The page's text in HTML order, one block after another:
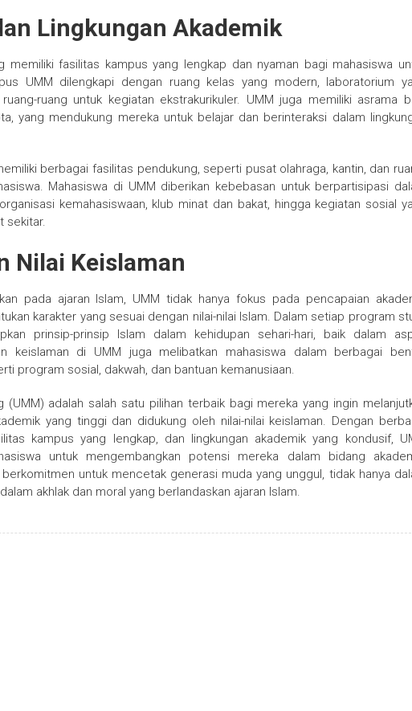
Lingkungan Akademik
memiliki fasilitas kampus yang lengkap dan nyaman bagi mahasiswa
UMM dilengkapi dengan ruang kelas yang modern, laboratorium
ruang untuk kegiatan ekstrakurikuler. UMM juga memiliki asrama
yang mendukung mereka untuk belajar dan berinteraksi dalam
berbagai fasilitas pendukung, seperti pusat olahraga, kantin, dan
Mahasiswa di UMM diberikan kebebasan untuk berpartisipasi
kemahasiswaan, klub minat dan bakat, hingga kegiatan sosial
sekitar.
Nilai Keislaman
pada ajaran Islam, UMM tidak hanya fokus pada pencapaian
karakter yang sesuai dengan nilai-nilai Islam. Dalam setiap program
prinsip-prinsip Islam dalam kehidupan sehari-hari, baik dalam
keislaman di UMM juga melibatkan mahasiswa dalam berbagai
program sosial, dakwah, dan bantuan kemanusiaan.
(UMM) adalah salah satu pilihan terbaik bagi mereka yang ingin
yang tinggi dan didukung oleh nilai-nilai keislaman. Dengan
kampus yang lengkap, dan lingkungan akademik yang kondusif,
untuk mengembangkan potensi mereka dalam bidang
untuk mencetak generasi muda yang unggul, tidak hanya
akhlak dan moral yang berlandaskan ajaran Islam.